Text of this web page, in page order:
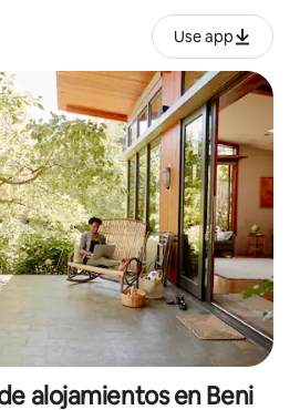
Use app
alojamientos en Beni